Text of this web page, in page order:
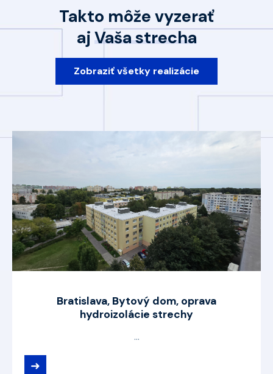
Takto môže vyzerať
aj Vaša strecha
Zobraziť všetky realizácie
Bratislava, Bytový dom, oprava
hydroizolácie strechy
...
➜